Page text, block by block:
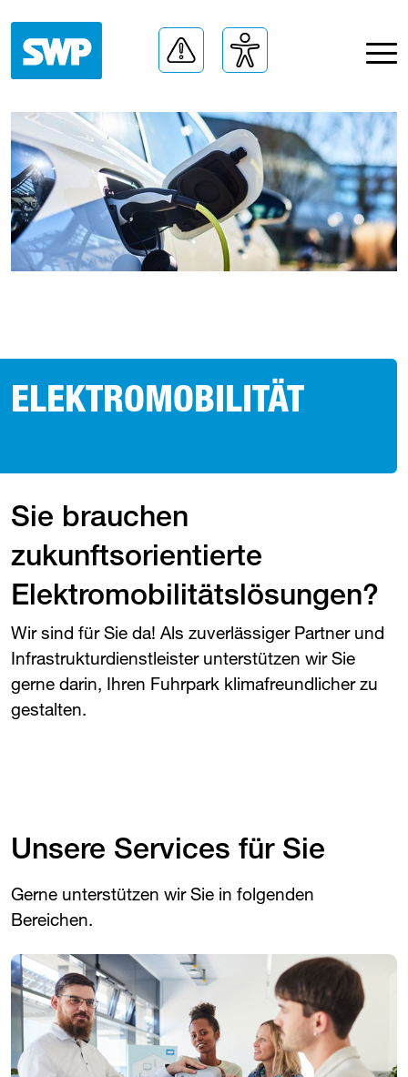
ELEKTRO­MOBILITÄT
Sie brauchen
zukunftsorientierte
Elektromobilitätslösungen?
Wir sind für Sie da! Als zuverlässiger Partner und
Infrastrukturdienstleister unterstützen wir Sie
gerne darin, Ihren Fuhrpark klimafreundlicher zu
gestalten.
Unsere Services für Sie
Gerne unterstützen wir Sie in folgenden
Bereichen.